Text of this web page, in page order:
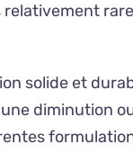
solide et
diminution